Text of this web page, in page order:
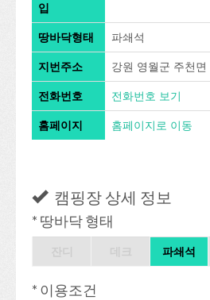
입
땅바닥형태 파쇄석
지번주소 강원 영월군 주천
전화번호 전화번호 보기
홈페이지 홈페이지로 이동
캠핑장 상세 정보
* 땅바닥 형태
파쇄석
* 이용조건